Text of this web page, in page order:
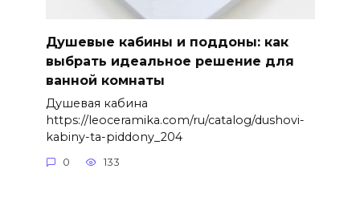
Душевые кабины и поддоны: как
выбрать идеальное решение для
ванной комнаты
Душевая кабина
https://leoceramika.com/ru/catalog/dushovi-
kabiny-ta-piddony_204
0 133